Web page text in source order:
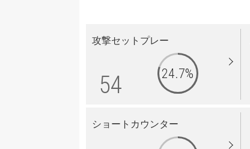
攻撃セットプレー
54 24.7%
ショートカウンター